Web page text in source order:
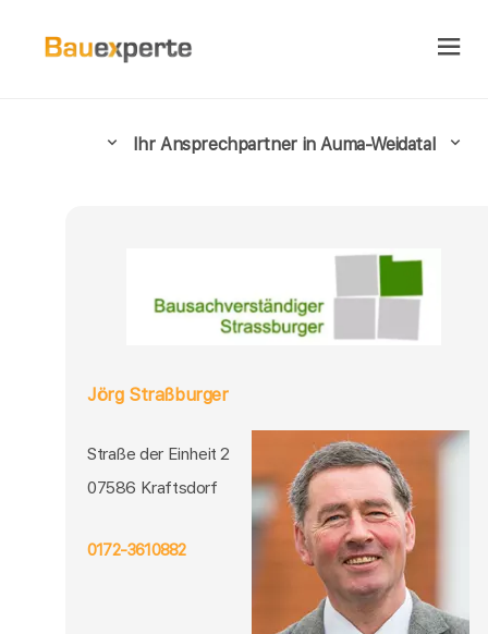
Ihr Ansprechpartner in Auma-Weidatal
Jörg Straßburger
Straße der Einheit 2
07586 Kraftsdorf
0172-3610882